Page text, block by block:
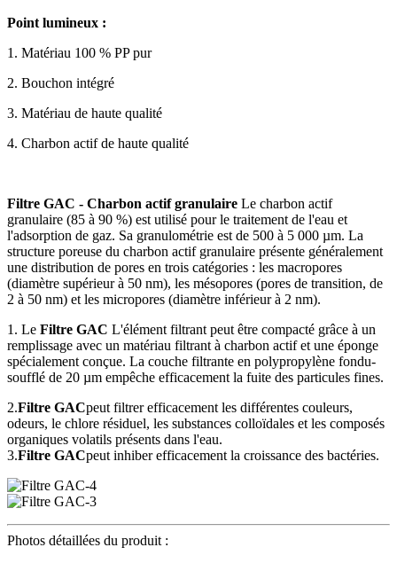
Point lumineux :
1. Matériau 100 % PP pur
2. Bouchon intégré
3. Matériau de haute qualité
4. Charbon actif de haute qualité
Filtre GAC - Charbon actif granulaire Le charbon actif
granulaire (85 à 90 %) est utilisé pour le traitement de l'eau et
l'adsorption de gaz. Sa granulométrie est de 500 à 5 000 µm. La
structure poreuse du charbon actif granulaire présente généralement
une distribution de pores en trois catégories : les macropores
(diamètre supérieur à 50 nm), les mésopores (pores de transition, de
2 à 50 nm) et les micropores (diamètre inférieur à 2 nm).
1. Le Filtre GAC L'élément filtrant peut être compacté grâce à un
remplissage avec un matériau filtrant à charbon actif et une éponge
spécialement conçue. La couche filtrante en polypropylène fondu-
soufflé de 20 µm empêche efficacement la fuite des particules fines.
2.Filtre GACpeut filtrer efficacement les différentes couleurs,
odeurs, le chlore résiduel, les substances colloïdales et les composés
organiques volatils présents dans l'eau.
3.Filtre GACpeut inhiber efficacement la croissance des bactéries.
Photos détaillées du produit :